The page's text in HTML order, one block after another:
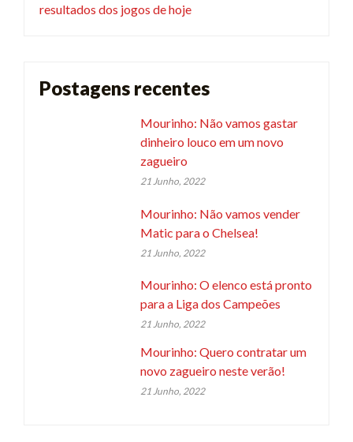
resultados dos jogos de hoje
Postagens recentes
Mourinho: Não vamos gastar
dinheiro louco em um novo
zagueiro
21 Junho, 2022
Mourinho: Não vamos vender
Matic para o Chelsea!
21 Junho, 2022
Mourinho: O elenco está pronto
para a Liga dos Campeões
21 Junho, 2022
Mourinho: Quero contratar um
novo zagueiro neste verão!
21 Junho, 2022